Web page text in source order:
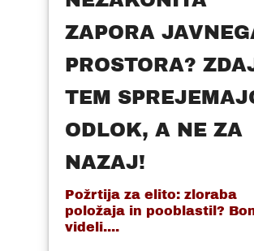
ZAPORA
PROSTORA?
TEM
ODLOK, A NE ZA
NAZAJ!
Požrtija za elito: zloraba
položaja in pooblastil?
videli....